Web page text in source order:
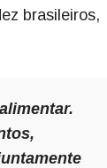
brasileiros,